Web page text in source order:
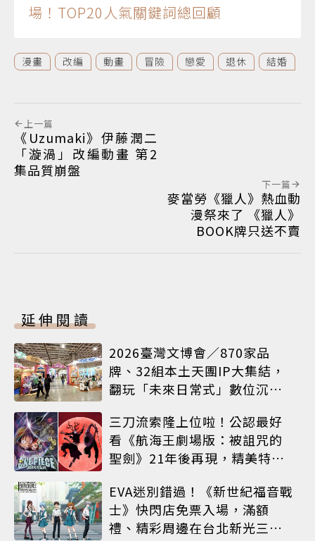
場！TOP20人氣關鍵詞總回顧
漫畫 改編 動畫 冒險 戀愛 退休 結婚
上一篇
《Uzumaki》伊藤潤二
「漩渦」改編動畫 第2
集品質崩盤
下一篇
麥當勞《獵人》熱血動
漫祭來了 《獵人》
BOOK牌只送不賣
延伸閱讀
2026臺灣文博會／870家品
牌、32組本土天團IP大集結，
翻玩「未來日常式」數位沉浸
三刀流索隆上位啦！公認最好
看《航海王劇場版：被詛咒的
聖劍》21年後再現，精美特典
EVA迷別錯過！《新世紀福音戰
士》快閃店免票入場，滿額
禮、精彩周邊在台北新光三越